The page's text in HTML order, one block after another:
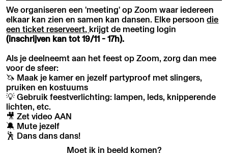
We organiseren een 'meeting' op Zoom waar iedereen
elkaar kan zien en samen kan dansen. Elke persoondie
een ticket reserveert, krijgt de meeting login
(inschrijven kan tot 19/11 - 17h).
Als je deelneemt aan het feest op Zoom, zorg dan mee
voor de sfeer:
🦄 Maak je kamer en jezelf partyproof met slingers,
pruiken en kostuums
💡 Gebruik feestverlichting: lampen, leds, knipperende
lichten, etc.
🎥 Zet video AAN
🔕 Mute jezelf
🕺 Dans dans dans!
Moet ik in beeld komen?